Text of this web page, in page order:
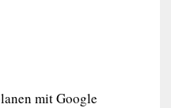
mit Google